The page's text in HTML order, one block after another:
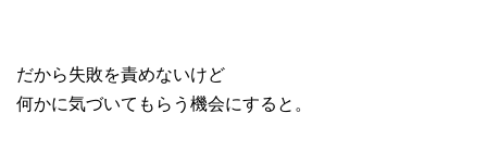
だから失敗を責めないけど
何かに気づいてもらう機会にすると。